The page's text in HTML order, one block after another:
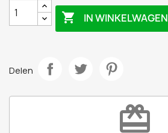
 IN WINKELWAGEN
Delen
redeem